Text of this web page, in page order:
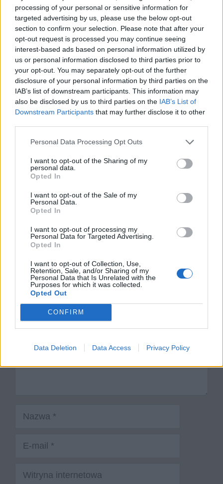
processing of your personal or sensitive information for
targeted advertising by us, please use the below opt-out
section to confirm your selection. Please note that after your
opt-out request is processed you may continue seeing
interest-based ads based on personal information utilized by
us or personal information disclosed to third parties prior to
your opt-out. You may separately opt-out of the further
disclosure of your personal information by third parties on the
IAB’s list of downstream participants. This information may
also be disclosed by us to third parties on the IAB’s List of
Downstream Participants that may further disclose it to other
Personal Data Processing Opt Outs
I want to opt-out of the Sharing of my
personal data.
Opted In
I want to opt-out of the Sale of my
Personal Data.
Opted In
I want to opt-out of processing my
Personal Data for Targeted Advertising.
Opted In
I want to opt-out of Collection, Use,
Retention, Sale, and/or Sharing of my
Personal Data that Is Unrelated with the
Purposes for which it was collected.
Opted Out
CONFIRM
Data Deletion Data Access Privacy Policy
Czytaj także:
Leonard – charakterystyka
Nie-Boska komedia – problematyka
Nie-Boska komedia – bohaterowie
Motyw poety. Omów zagadnienie na
podstawie Nie-Boskiej Komedii
Zygmunta Krasińskiego. W swojej
Kategorie
opracowania
Tagi
Nie-boska komedia - opracowanie
Wykaż, że Nie-Boska komedia nawiązuje do
Boskiej komedii Dantego
Motyw rodziny w Nie-Boskiej komedii
Dodaj komentarz
Komentarz
Witryna